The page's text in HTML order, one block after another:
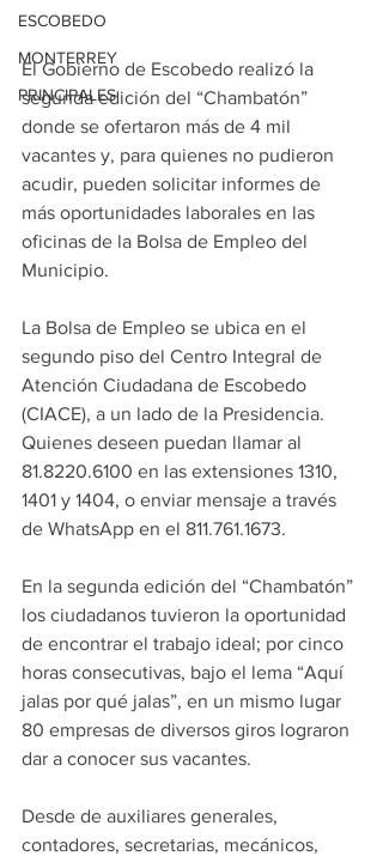
ESCOBEDO
MONTERREY
PRINCIPALES
El Gobierno de Escobedo realizó la
segunda edición del “Chambatón”
donde se ofertaron más de 4 mil
vacantes y, para quienes no pudieron
acudir, pueden solicitar informes de
más oportunidades laborales en las
oficinas de la Bolsa de Empleo del
Municipio.
La Bolsa de Empleo se ubica en el
segundo piso del Centro Integral de
Atención Ciudadana de Escobedo
(CIACE), a un lado de la Presidencia.
Quienes deseen puedan llamar al
81.8220.6100 en las extensiones 1310,
1401 y 1404, o enviar mensaje a través
de WhatsApp en el 811.761.1673.
En la segunda edición del “Chambatón”
los ciudadanos tuvieron la oportunidad
de encontrar el trabajo ideal; por cinco
horas consecutivas, bajo el lema “Aquí
jalas por qué jalas”, en un mismo lugar
80 empresas de diversos giros lograron
dar a conocer sus vacantes.
Desde de auxiliares generales,
contadores, secretarias, mecánicos,